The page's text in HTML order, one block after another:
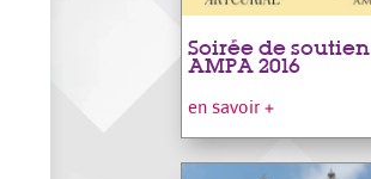
Soirée de soutien
AMPA 2016
en savoir +